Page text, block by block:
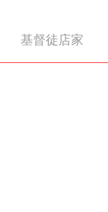
基督徒店家